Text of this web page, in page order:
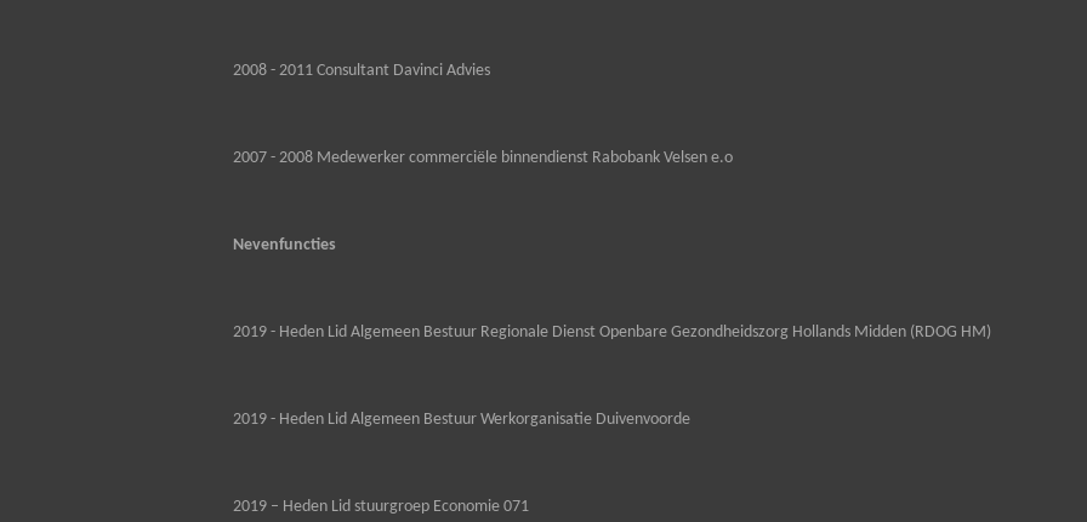
2008 - 2011 Consultant Davinci Advies
2007 - 2008 Medewerker commerciële binnendienst Rabobank Velsen e.o
Nevenfuncties
2019 - Heden Lid Algemeen Bestuur Regionale Dienst Openbare Gezondheidszorg Hollands Midden (RDOG HM)
2019 - Heden Lid Algemeen Bestuur Werkorganisatie Duivenvoorde
2019 – Heden Lid stuurgroep Economie 071